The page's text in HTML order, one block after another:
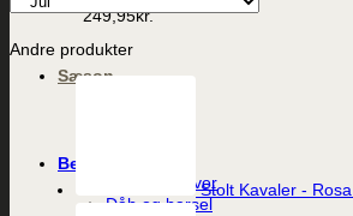
249,95kr.
Sæson
Begivenheder
Værtindegaver
Dåb og barsel
Andre produkter
Stolt Kavaler - Rosa